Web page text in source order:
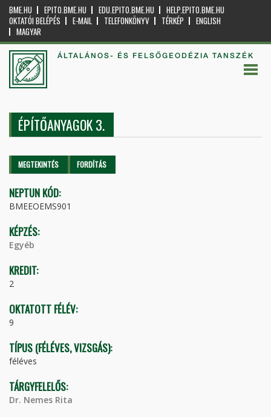
BME.HU EPITO.BME.HU EDU.EPITO.BME.HU
HELP.EPITO.BME.HU
OKTATÓI BELÉPÉS
E-MAIL TELEFONKÖNYV TÉRKÉP
ENGLISH
MAGYAR
ÁLTALÁNOS- ÉS FELSŐGEODÉZIA TANSZÉK
ÉPÍTŐANYAGOK 3.
Elsődleges fülek
MEGTEKINTÉS (AKTÍVFORDÍTÁS
NEPTUN KÓD:
BMEEOEMS901
KÉPZÉS:
Egyéb
KREDIT:
2
OKTATOTT FÉLÉV:
9
TÍPUS (FÉLÉVES, VIZSGÁS):
féléves
TÁRGYFELELŐS:
Dr. Nemes Rita